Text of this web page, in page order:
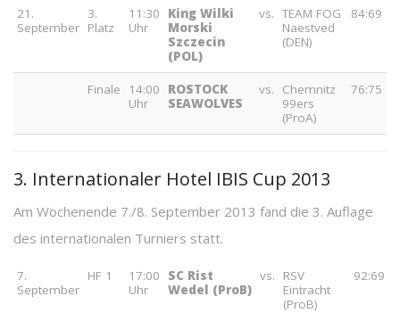
21.
September
3.
Platz
11:30
Uhr
King Wilki
Morski
Szczecin
(POL)
vs. TEAM FOG
Naestved
(DEN)
84:69
Finale
14:00
Uhr
ROSTOCK
SEAWOLVES
vs.
Chemnitz
99ers
(ProA)
76:75
3. Internationaler Hotel IBIS Cup 2013
Am Wochenende 7./8. September 2013 fand die 3. Auflage
des internationalen Turniers statt.
7.
September
HF 1
17:00
Uhr
SC Rist
Wedel (ProB)
vs.
RSV
Eintracht
(ProB)
92:69